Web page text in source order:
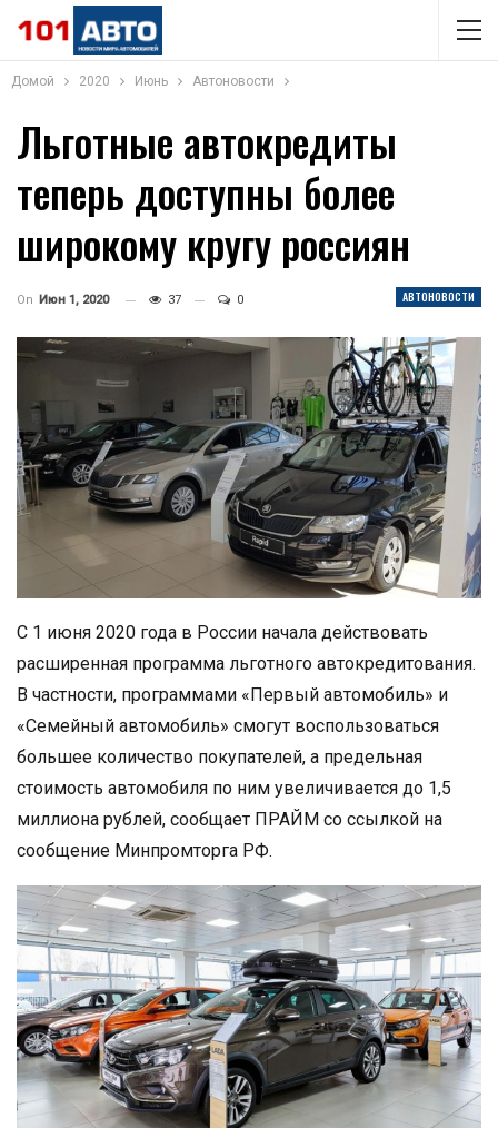
Домой 2020 Июнь Автоновости
Льготные автокредиты
теперь доступны более
широкому кругу россиян
АВТОНОВОСТИ
On Июн 1, 2020 37 0
С 1 июня 2020 года в России начала действовать
расширенная программа льготного автокредитования.
В частности, программами «Первый автомобиль» и
«Семейный автомобиль» смогут воспользоваться
большее количество покупателей, а предельная
стоимость автомобиля по ним увеличивается до 1,5
миллиона рублей, сообщает ПРАЙМ со ссылкой на
сообщение Минпромторга РФ.